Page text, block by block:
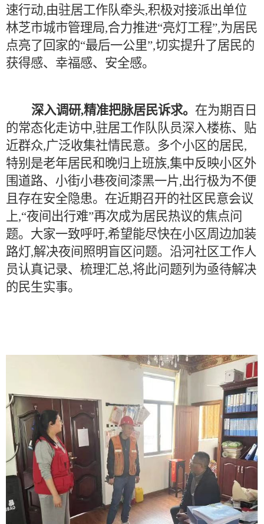
速行动,由驻居工作队牵头,积极对接派出单位
林芝市城市管理局,合力推进“亮灯工程”,为居民
点亮了回家的“最后一公里”,切实提升了居民的
获得感、幸福感、安全感。
深入调研,精准把脉居民诉求。 在为期百日
的常态化走访中,驻居工作队队员深入楼栋、贴
近群众,广泛收集社情民意。多个小区的居民,
特别是老年居民和晚归上班族,集中反映小区外
围道路、小街小巷夜间漆黑一片,出行极为不便
且存在安全隐患。在近期召开的社区民意会议
上,“夜间出行难”再次成为居民热议的焦点问
题。大家一致呼吁,希望能尽快在小区周边加装
路灯,解决夜间照明盲区问题。沿河社区工作人
员认真记录、梳理汇总,将此问题列为亟待解决
的民生实事。